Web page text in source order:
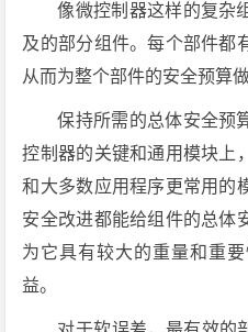
像微控制器这样的复杂
及的部分组件。每个部件都
从而为整个部件的安全预算
保持所需的总体安全预
控制器的关键和通用模块上
和大多数应用程序更常用的
安全改进都能给组件的总体
为它具有较大的重量和重
益。